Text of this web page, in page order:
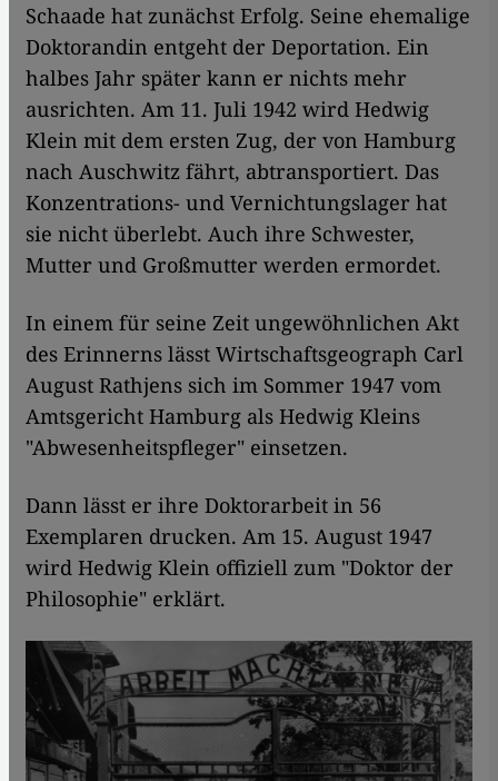
Schaade hat zunächst Erfolg. Seine ehemalige
Doktorandin entgeht der Deportation. Ein
halbes Jahr später kann er nichts mehr
ausrichten. Am 11. Juli 1942 wird Hedwig
Klein mit dem ersten Zug, der von Hamburg
nach Auschwitz fährt, abtransportiert. Das
Konzentrations- und Vernichtungslager hat
sie nicht überlebt. Auch ihre Schwester,
Mutter und Großmutter werden ermordet.
In einem für seine Zeit ungewöhnlichen Akt
des Erinnerns lässt Wirtschaftsgeograph Carl
August Rathjens sich im Sommer 1947 vom
Amtsgericht Hamburg als Hedwig Kleins
"Abwesenheitspfleger" einsetzen.
Dann lässt er ihre Doktorarbeit in 56
Exemplaren drucken. Am 15. August 1947
wird Hedwig Klein offiziell zum "Doktor der
Philosophie" erklärt.